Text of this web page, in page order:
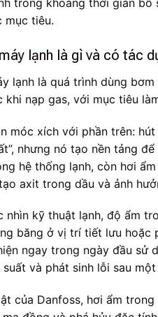
mục tiêu.
lạnh là gì và có tác
lạnh là quá trình dùng
nạp gas, với mục tiêu
móc xích với phần trên:
nhưng nó tạo nền tảng
hệ thống lạnh, còn hơi
axit trong dầu và ảnh
nhìn kỹ thuật lạnh, độ ẩm
băng ở vị trí tiết lưu hoặc
ngay trong ngày đầu sử
và phát sinh lỗi sau
của Danfoss, hơi ẩm